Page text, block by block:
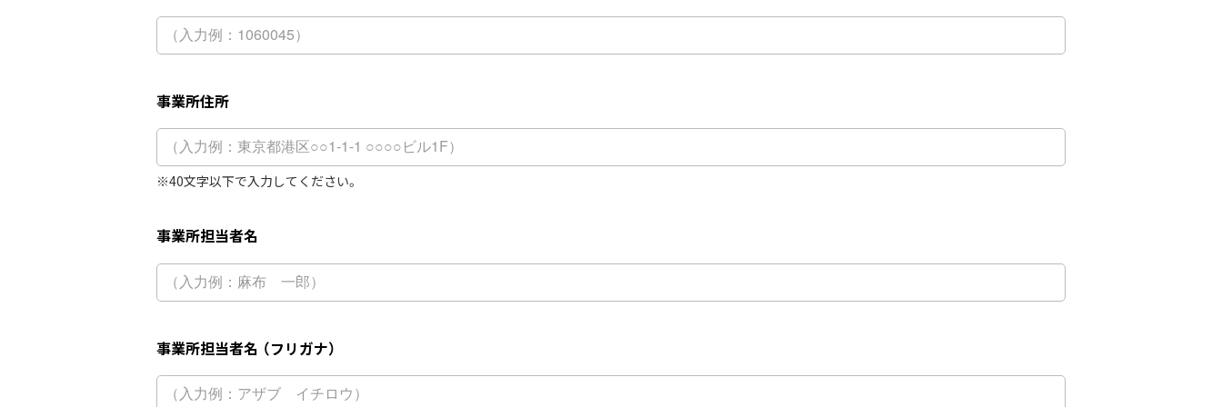
事業所住所
40文字以下で入力してください。
事業所担当者名
事業所担当者名 （フリガナ）